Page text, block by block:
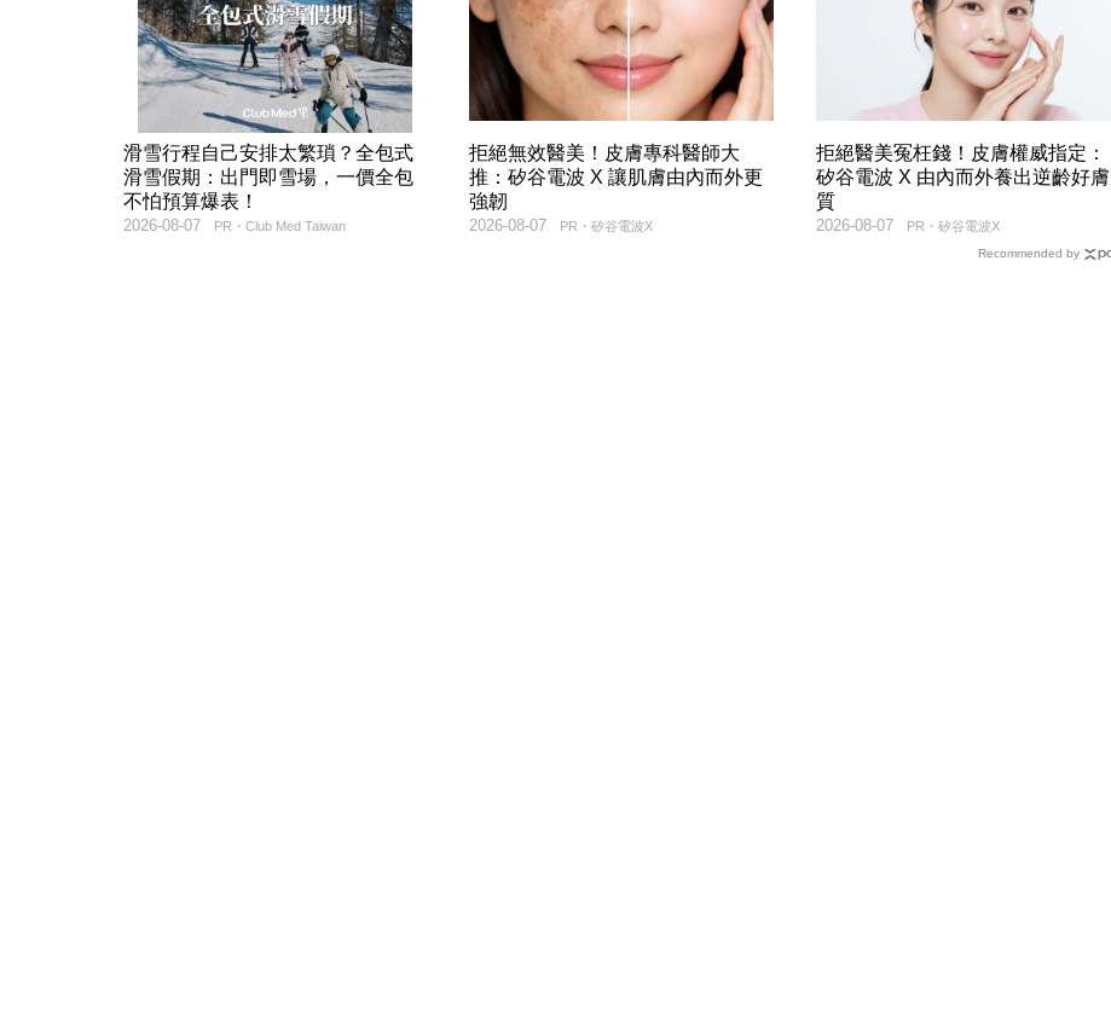
滑雪行程自己安排太繁瑣？全包式
滑雪假期：出門即雪場，一價全包
不怕預算爆表！
PR・Club Med Taiwan
2026-08-07
拒絕無效醫美！皮膚專科醫師大
推：矽谷電波 X 讓肌膚由內而外更
強韌
PR・矽谷電波X
2026-08-07
拒絕醫美冤枉錢！皮膚權威指定：
矽谷電波 X 由內而外養出逆齡好膚
質
PR・矽谷電波X
2026-08-07
Recommended by